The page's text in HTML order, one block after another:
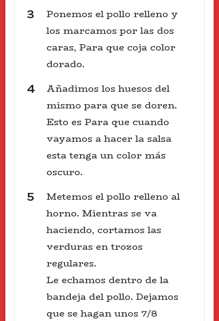
Ponemos el pollo relleno y
los marcamos por las dos
caras, Para que coja color
dorado.
Añadimos los huesos del
mismo para que se doren.
Esto es Para que cuando
vayamos a hacer la salsa
esta tenga un color más
oscuro.
Metemos el pollo relleno al
horno. Mientras se va
haciendo, cortamos las
verduras en trozos
regulares.
Le echamos dentro de la
bandeja del pollo. Dejamos
que se hagan unos 7/8